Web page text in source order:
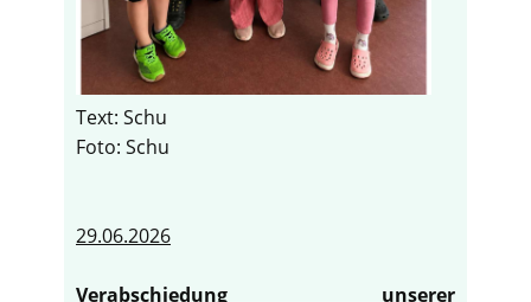
Text: Schu
Foto: Schu
29.06.2026
Verabschiedung unserer